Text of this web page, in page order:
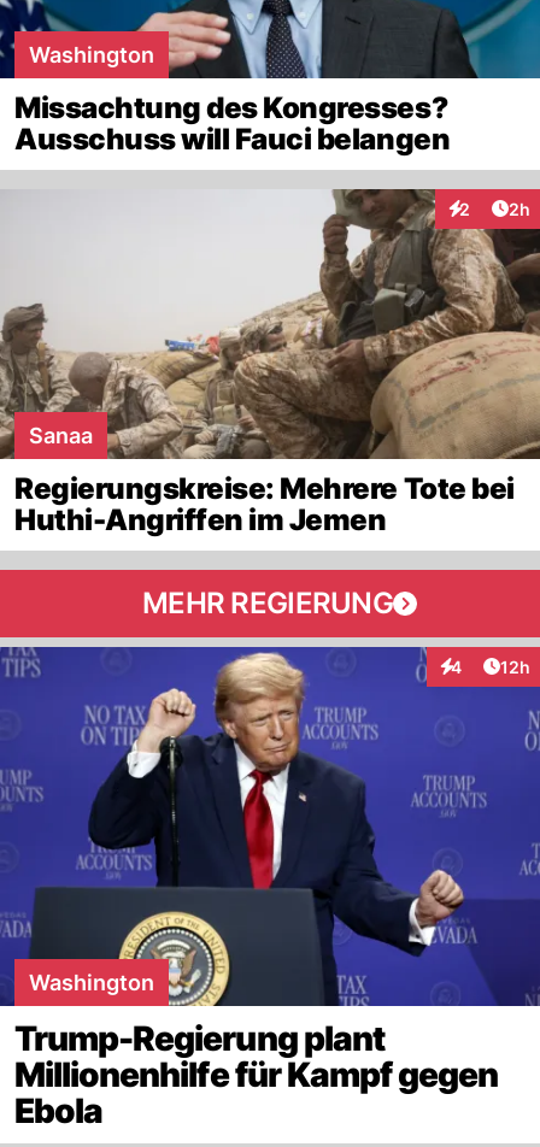
Washington
Missachtung des Kongresses?
Ausschuss will Fauci belangen
2 2h
Sanaa
Regierungskreise: Mehrere Tote bei
Huthi-Angriffen im Jemen
MEHR REGIERUNG
4
Interaktionen
12h
Washington
Trump-Regierung plant
Millionenhilfe für Kampf gegen
Ebola